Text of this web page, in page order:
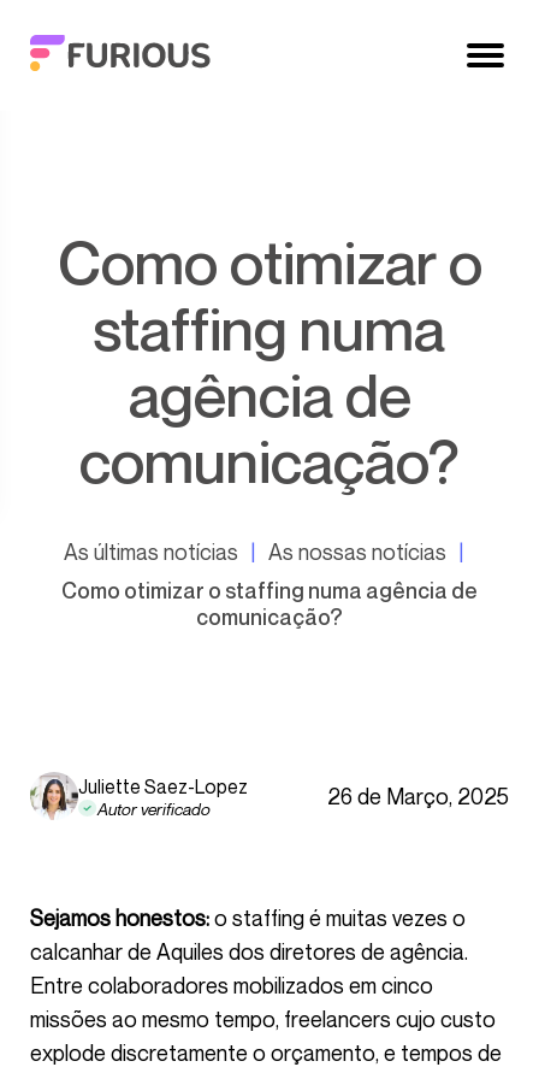
Como otimizar o
staffing numa
agência de
comunicação?
As últimas notícias
As nossas notícias
Como otimizar o staffing numa agência de
comunicação?
Juliette Saez-Lopez
Autor verificado 26 de Março, 2025
Sejamos honestos:o staffing é muitas vezes o
calcanhar de Aquiles dos diretores de agência.
Entre colaboradores mobilizados em cinco
missões ao mesmo tempo, freelancers cujo custo
explode discretamente o orçamento, e tempos de